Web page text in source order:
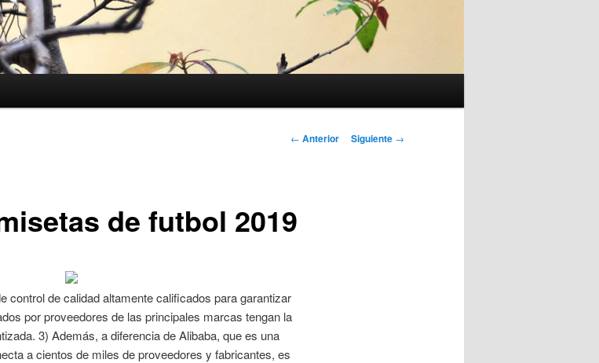
Navegación
← Anterior Siguiente →
de futbol 2019
control de calidad altamente calificados para garantizar
por proveedores de las principales marcas tengan la
3) Además, a diferencia de Alibaba, que es una
a cientos de miles de proveedores y fabricantes, es